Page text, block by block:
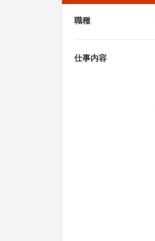
職種
仕事内容